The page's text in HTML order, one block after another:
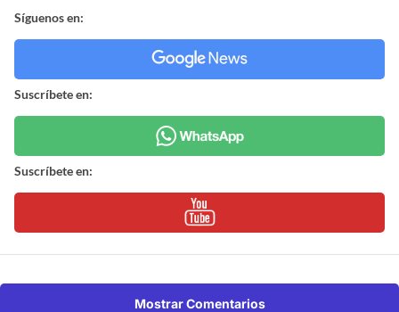
Síguenos en:
Suscríbete en:
Suscríbete en:
Mostrar Comentarios